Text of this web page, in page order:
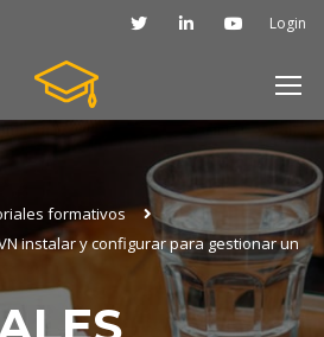
Login
formativos
instalar y configurar para gestionar un